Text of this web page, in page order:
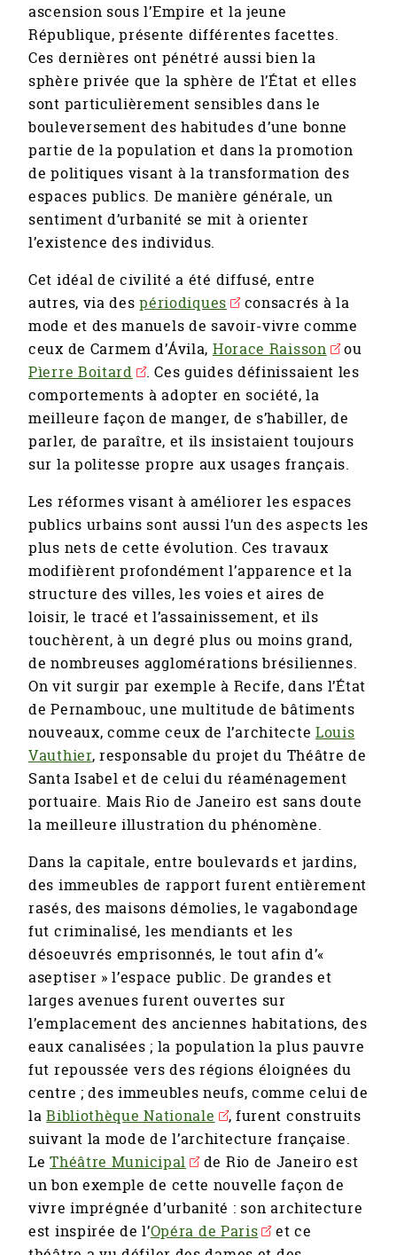
ascension sous l’Empire et la jeune
République, présente différentes facettes.
Ces dernières ont pénétré aussi bien la
sphère privée que la sphère de l’État et elles
sont particulièrement sensibles dans le
bouleversement des habitudes d’une bonne
partie de la population et dans la promotion
de politiques visant à la transformation des
espaces publics. De manière générale, un
sentiment d’urbanité se mit à orienter
l’existence des individus.
Cet idéal de civilité a été diffusé, entre
autres, via despériodiques
consacrés à la
mode et des manuels de savoir-vivre comme
ceux de Carmem d’Ávila, Horace Raisson
ou
Pìerre Boitard
. Ces guides définissaient les
comportements à adopter en société, la
meilleure façon de manger, de s’habiller, de
parler, de paraître, et ils insistaient toujours
sur la politesse propre aux usages français.
Les réformes visant à améliorer les espaces
publics urbains sont aussi l’un des aspects les
plus nets de cette évolution. Ces travaux
modifièrent profondément l’apparence et la
structure des villes, les voies et aires de
loisir, le tracé et l’assainissement, et ils
touchèrent, à un degré plus ou moins grand,
de nombreuses agglomérations brésiliennes.
On vit surgir par exemple à Recife, dans l’État
de Pernambouc, une multitude de bâtiments
nouveaux, comme ceux de l’architecte Louis
Vauthier, responsable du projet du Théâtre de
Santa Isabel et de celui du réaménagement
portuaire. Mais Rio de Janeiro est sans doute
la meilleure illustration du phénomène.
Dans la capitale, entre boulevards et jardins,
des immeubles de rapport furent entièrement
rasés, des maisons démolies, le vagabondage
fut criminalisé, les mendiants et les
désoeuvrés emprisonnés, le tout afin d’«
aseptiser » l’espace public. De grandes et
larges avenues furent ouvertes sur
l’emplacement des anciennes habitations, des
eaux canalisées ; la population la plus pauvre
fut repoussée vers des régions éloignées du
centre ; des immeubles neufs, comme celui de
laBibliothèque Nationale
, furent construits
suivant la mode de l’architecture française.
LeThéâtre Municipal
de Rio de Janeiro est
un bon exemple de cette nouvelle façon de
vivre imprégnée d’urbanité : son architecture
est inspirée de l’Opéra de Paris
et ce